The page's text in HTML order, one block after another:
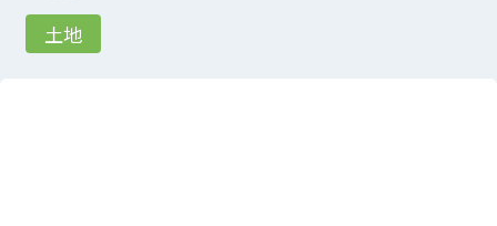
土地